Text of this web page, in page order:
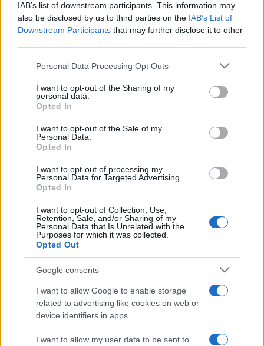
IAB’s list of downstream participants. This information may
also be disclosed by us to third parties on the IAB’s List of
Downstream Participants that may further disclose it to other
Please note that this website/app uses one or more Google
not limited to your visit or usage behaviour. You may click to
grant or deny consent to Google and its third-party tags to
use your data for below specified purposes in below Google
consent section.
Personal Data Processing Opt Outs
I want to opt-out of the Sharing of my
personal data.
Opted In
I want to opt-out of the Sale of my
Personal Data.
Opted In
I want to opt-out of processing my
Personal Data for Targeted Advertising.
Opted In
I want to opt-out of Collection, Use,
Retention, Sale, and/or Sharing of my
Personal Data that Is Unrelated with the
Purposes for which it was collected.
Opted Out
Google consents
I want to allow Google to enable storage
related to advertising like cookies on web or
device identifiers in apps.
I want to allow my user data to be sent to
Continua a leggere
NEWS